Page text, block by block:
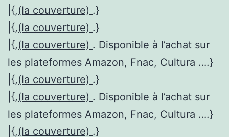
|{,(la couverture) .}
|{,(la couverture) .}
|{,(la couverture) . Disponible à l’achat sur
les plateformes Amazon, Fnac, Cultura ….}
|{,(la couverture) .}
|{,(la couverture) . Disponible à l’achat sur
les plateformes Amazon, Fnac, Cultura ….}
|{,(la couverture) .}